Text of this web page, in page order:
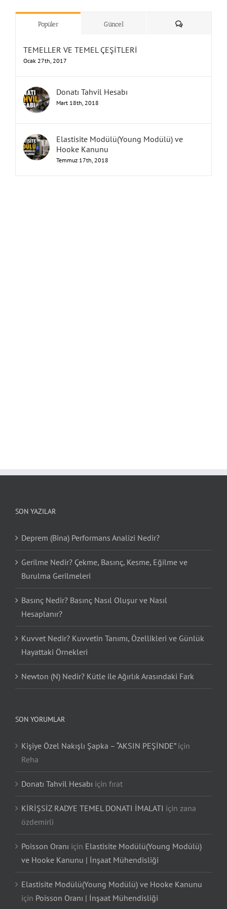
& ”Humbarahane”
Popüler Güncel Yorum
TEMELLER VE TEMEL ÇEŞİTLERİ
Ocak 27th, 2017
Donatı Tahvil Hesabı
Mart 18th, 2018
Elastisite Modülü(Young Modülü) ve
Hooke Kanunu
Temmuz 17th, 2018
SON YAZILAR
Deprem (Bina) Performans Analizi Nedir?
Gerilme Nedir? Çekme, Basınç, Kesme, Eğilme ve
Burulma Gerilmeleri
Basınç Nedir? Basınç Nasıl Oluşur ve Nasıl
Hesaplanır?
Kuvvet Nedir? Kuvvetin Tanımı, Özellikleri ve Günlük
Hayattaki Örnekleri
Newton (N) Nedir? Kütle ile Ağırlık Arasındaki Fark
SON YORUMLAR
Kişiye Özel Nakışlı Şapka – “AKSIN PEŞİNDE”için
Reha
Donatı Tahvil Hesabı için fırat
KİRİŞSİZ RADYE TEMEL DONATI İMALATI için zana
özdemirli
Poisson Oranı için Elastisite Modülü(Young Modülü)
ve Hooke Kanunu | İnşaat Mühendisliği
Elastisite Modülü(Young Modülü) ve Hooke Kanunu
için Poisson Oranı | İnşaat Mühendisliği